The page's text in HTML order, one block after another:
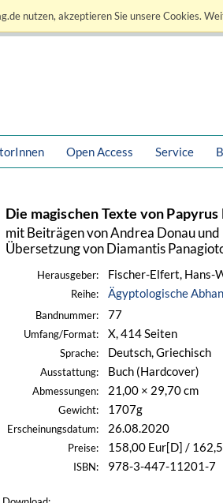
nutzen, akzeptieren Sie unsere Cookies.
Open Access Service
Die magischen Texte von
mit Beiträgen von Andrea Donau
Übersetzung von Diamantis
Herausgeber: Fischer-Elfert, Hans-
Reihe: Ägyptologische
Bandnummer: 77
Umfang/Format: X, 414 Seiten
Sprache: Deutsch, Griechisch
Ausstattung: Buch (Hardcover)
Abmessungen: 21,00 × 29,70 cm
Gewicht: 1707g
Erscheinungsdatum: 26.08.2020
Preise: 158,00 Eur[D] /
ISBN: 978-3-447-11201-7